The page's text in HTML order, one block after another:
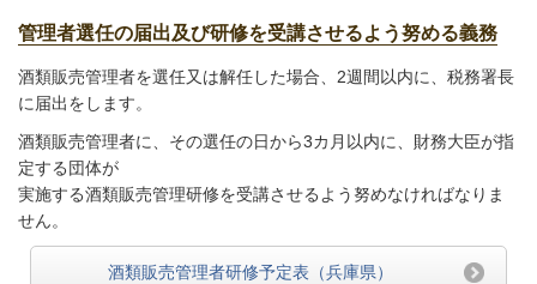
管理者選任の届出及び研修を受講させるよう努める義務
酒類販売管理者を選任又は解任した場合、2週間以内に、税務署長
に届出をします。
酒類販売管理者に、その選任の日から3カ月以内に、財務大臣が指
定する団体が
実施する酒類販売管理研修を受講させるよう努めなければなりま
せん。
酒類販売管理者研修予定表（兵庫県）